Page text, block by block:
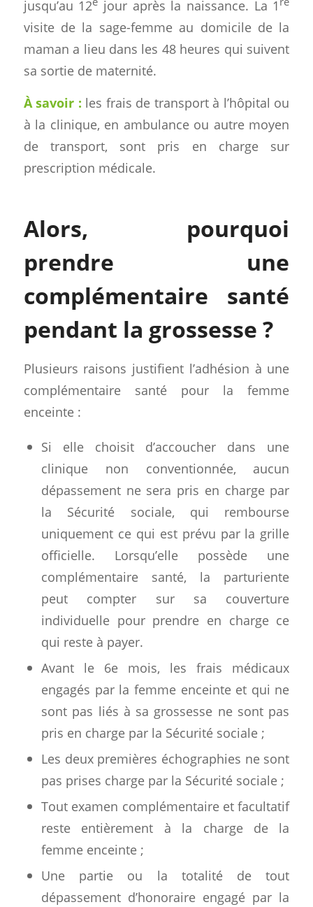
jusqu’au 12 jour après la naissance. La 1
visite de la sage-femme au domicile de la
maman a lieu dans les 48 heures qui suivent
sa sortie de maternité.
À savoir : les frais de transport à l’hôpital ou
à la clinique, en ambulance ou autre moyen
de transport, sont pris en charge sur
prescription médicale.
Alors, pourquoi
prendre une
complémentaire santé
pendant la grossesse ?
Plusieurs raisons justifient l’adhésion à une
complémentaire santé pour la femme
enceinte :
Si elle choisit d’accoucher dans une
clinique non conventionnée, aucun
dépassement ne sera pris en charge par
la Sécurité sociale, qui rembourse
uniquement ce qui est prévu par la grille
officielle. Lorsqu’elle possède une
complémentaire santé, la parturiente
peut compter sur sa couverture
individuelle pour prendre en charge ce
qui reste à payer.
Avant le 6e mois, les frais médicaux
engagés par la femme enceinte et qui ne
sont pas liés à sa grossesse ne sont pas
pris en charge par la Sécurité sociale ;
Les deux premières échographies ne sont
pas prises charge par la Sécurité sociale ;
Tout examen complémentaire et facultatif
reste entièrement à la charge de la
femme enceinte ;
Une partie ou la totalité de tout
dépassement d’honoraire engagé par la